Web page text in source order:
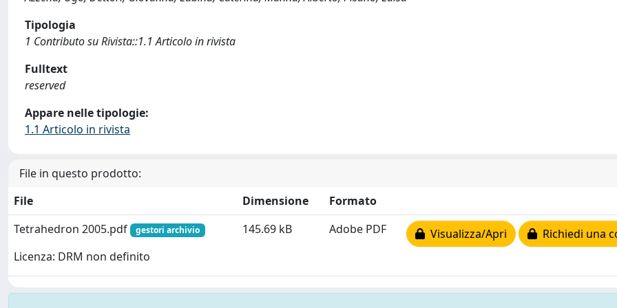
Tipologia
1 Contributo su Rivista::1.1 Articolo in rivista
Fulltext
reserved
Appare nelle tipologie:
1.1 Articolo in rivista
File in questo prodotto:
File
Dimensione
Formato
Tetrahedron 2005.pdf
gestori archivio
Licenza: DRM non definito
145.69 kB Adobe PDF Visualizza/Apri Richiedi una